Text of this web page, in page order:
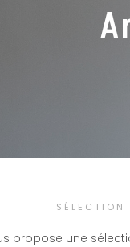
propose une